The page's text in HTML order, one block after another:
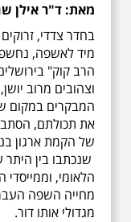
מאת: ד"ר אילן
בחדר צדדי,
מיד לאשפה,
הרב קוק"
וצהובים מרוב
המבקרים במקום
את תכולתם, הסתבר
שנכתבו בין היתר
הלאומי,
מחייה השפה
מגדולי אותו דור.